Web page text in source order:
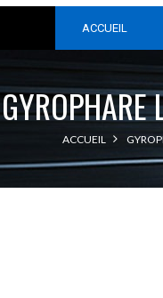
ACCUEIL
GYROPHARE
ACCUEIL